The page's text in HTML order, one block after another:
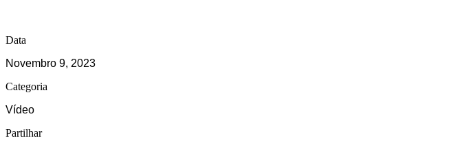
Data
Novembro 9, 2023
Categoria
Vídeo
Partilhar